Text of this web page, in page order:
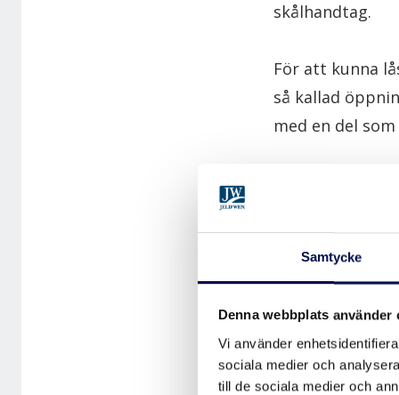
Samtycke
Denna webbplats använder
Vi använder
sociala medier och
till de sociala medier och
skålhandtag.
För att kunna
så kallad
med en del
dörrblad varav
tvillingpartier
INFÄLLDA
Infällda